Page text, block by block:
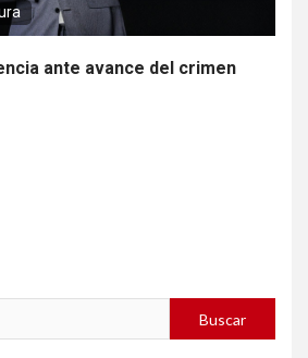
ante avance del crimen